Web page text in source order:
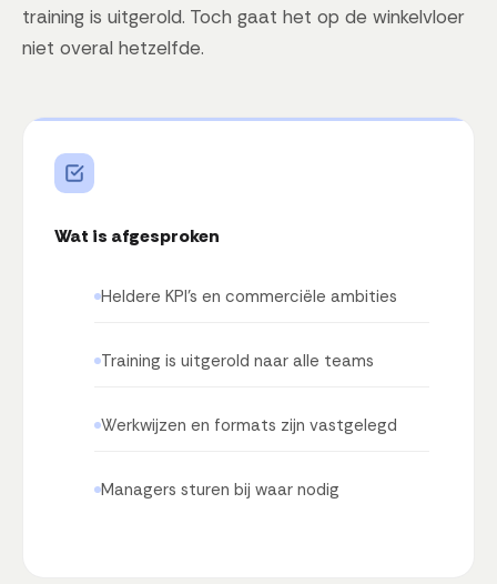
training is uitgerold. Toch gaat het op de winkelvloer
niet overal hetzelfde.
Wat is afgesproken
Heldere KPI's en commerciële ambities
Training is uitgerold naar alle teams
Werkwijzen en formats zijn vastgelegd
Managers sturen bij waar nodig